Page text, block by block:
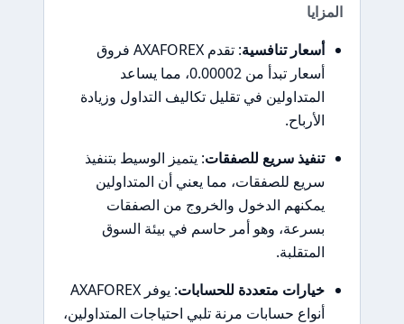
المزايا
أسعار تنافسية
: تقدم AXAFOREX فروق
أسعار تبدأ من 0.00002، مما يساعد
المتداولين في تقليل تكاليف التداول وزيادة
الأرباح.
تنفيذ سريع للصفقات: يتميز الوسيط بتنفيذ
سريع للصفقات، مما يعني أن المتداولين
يمكنهم الدخول والخروج من الصفقات
بسرعة، وهو أمر حاسم في بيئة السوق
المتقلبة.
خيارات متعددة للحسابات
: يوفر AXAFOREX
أنواع حسابات مرنة تلبي احتياجات المتداولين،